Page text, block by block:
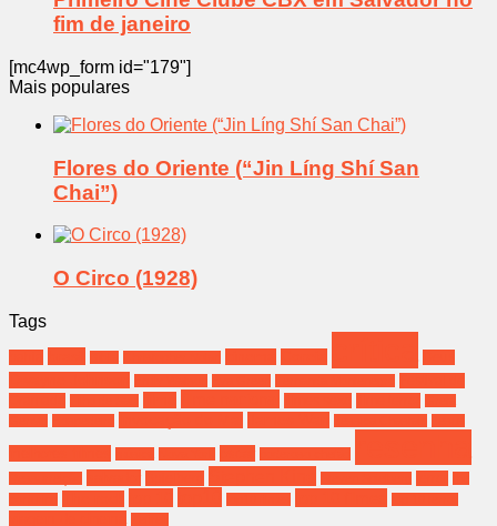
fim de janeiro
[mc4wp_form id="179"]
Mais populares
Flores do Oriente (“Jin Líng Shí San
Chai”)
O Circo (1928)
Tags